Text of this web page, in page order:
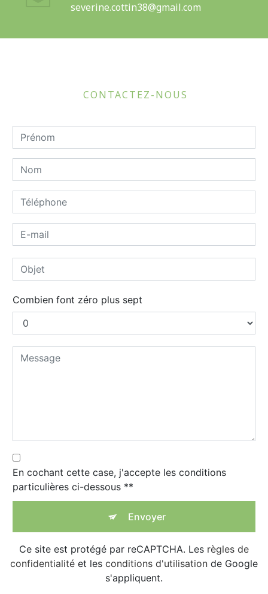
severine.cottin38@gmail.com
CONTACTEZ-NOUS
Combien font zéro plus sept
En cochant cette case, j'accepte les conditions
particulières ci-dessous **
Envoyer
Ce site est protégé par reCAPTCHA. Les règles de
confidentialité et les conditions d'utilisation de Google
s'appliquent.